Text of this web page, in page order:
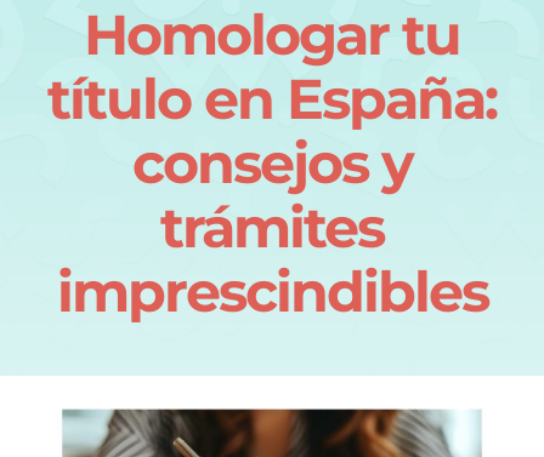
Homologar tu
título en España:
consejos y
trámites
imprescindibles